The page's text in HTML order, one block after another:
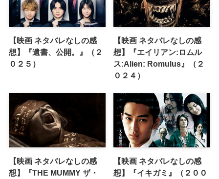
【映画 ネタバレなしの感
想】『遺書、公開。』（２
０２５）
【映画 ネタバレなしの感
想】『エイリアン:ロムル
ス:Alien: Romulus』（２
０２４）
【映画 ネタバレなしの感
想】『THE MUMMY ザ・
【映画 ネタバレなしの感
想】『イキガミ』（２００